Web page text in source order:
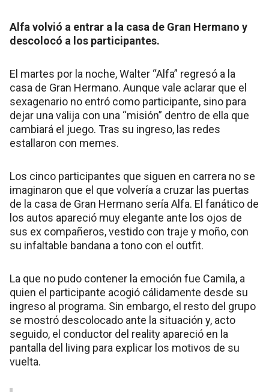
Alfa volvió a entrar a la casa de Gran Hermano y
descolocó a los participantes.
El martes por la noche, Walter “Alfa” regresó a la
casa de Gran Hermano. Aunque vale aclarar que el
sexagenario no entró como participante, sino para
dejar una valija con una “misión” dentro de ella que
cambiará el juego. Tras su ingreso, las redes
estallaron con memes.
Los cinco participantes que siguen en carrera no se
imaginaron que el que volvería a cruzar las puertas
de la casa de Gran Hermano sería Alfa. El fanático de
los autos apareció muy elegante ante los ojos de
sus ex compañeros, vestido con traje y moño, con
su infaltable bandana a tono con el outfit.
La que no pudo contener la emoción fue Camila, a
quien el participante acogió cálidamente desde su
ingreso al programa. Sin embargo, el resto del grupo
se mostró descolocado ante la situación y, acto
seguido, el conductor del reality apareció en la
pantalla del living para explicar los motivos de su
vuelta.